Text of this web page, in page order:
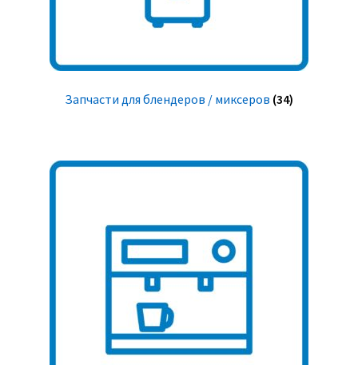
Запчасти для блендеров / миксеров (34)